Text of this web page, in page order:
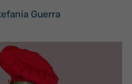
Guerra